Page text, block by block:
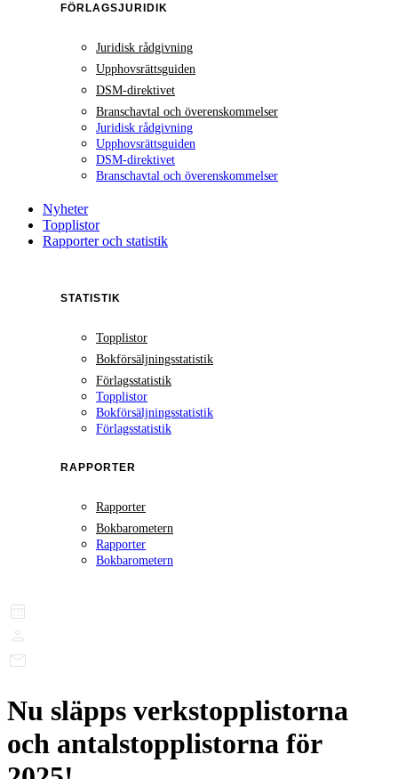
FÖRLAGSJURIDIK
Juridisk rådgivning
Upphovsrättsguiden
DSM-direktivet
Branschavtal och överenskommelser
Juridisk rådgivning
Upphovsrättsguiden
DSM-direktivet
Branschavtal och överenskommelser
Nyheter
Topplistor
Rapporter och statistik
STATISTIK
Topplistor
Bokförsäljningsstatistik
Förlagsstatistik
Topplistor
Bokförsäljningsstatistik
Förlagsstatistik
RAPPORTER
Rapporter
Bokbarometern
Rapporter
Bokbarometern
Nu släpps verkstopplistorna
och antalstopplistorna för